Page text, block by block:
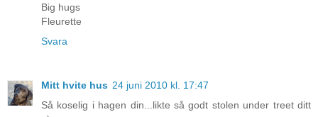
Big hugs
Fleurette
Svara
Mitt hvite hus 24 juni 2010 kl. 17:47
Så koselig i hagen din...likte så godt stolen under treet ditt